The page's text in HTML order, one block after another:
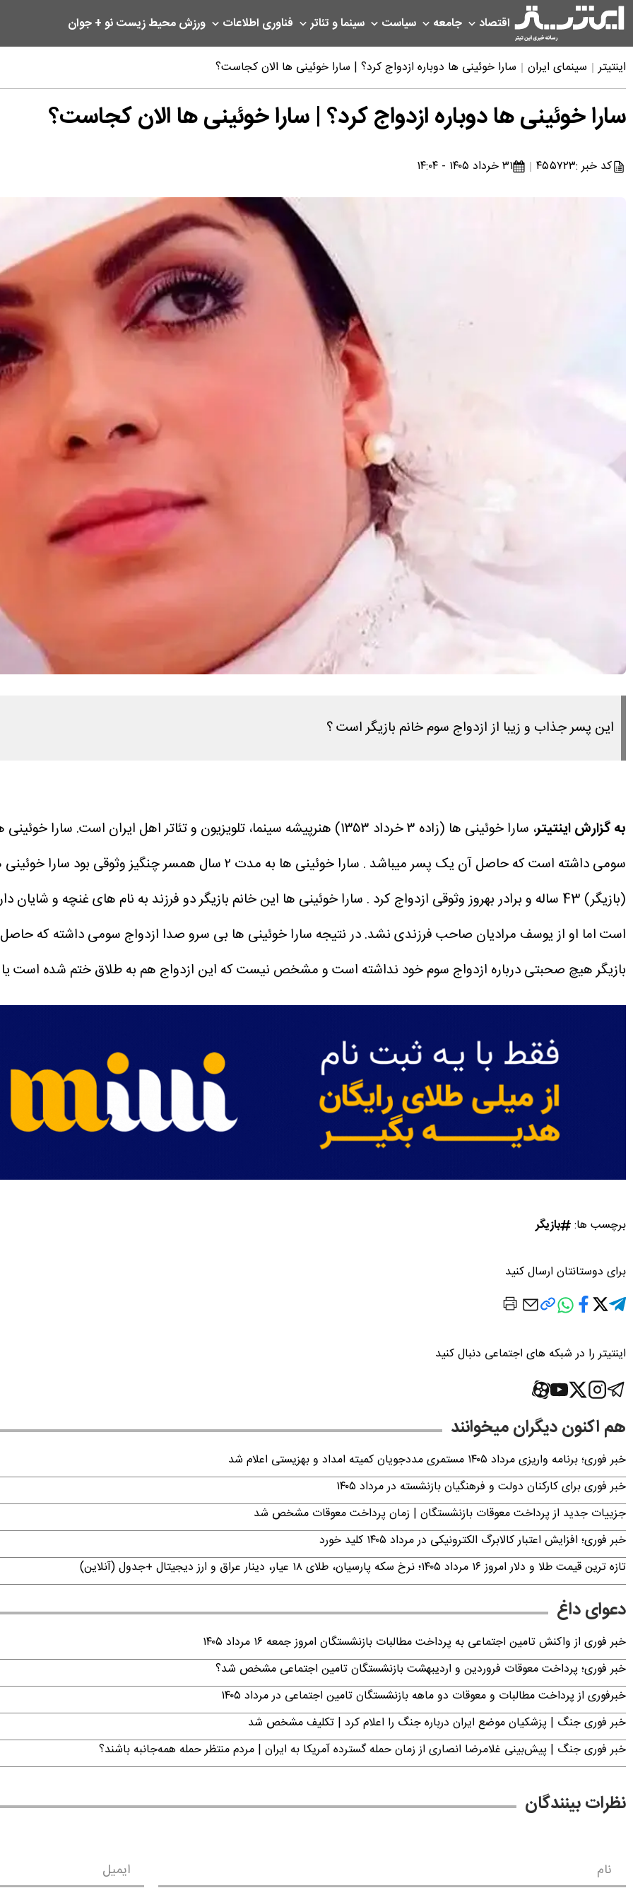
اقتصاد جامعه سیاست سینما و تئاتر فناوری اطلاعات ورزشمحیط زیستنو + جوان
اینتیتر سینمای ایران سارا خوئینی ها دوباره ازدواج کرد؟ | سارا خوئینی ها الان کجاست؟
سارا خوئینی ها دوباره ازدواج کرد؟ | سارا خوئینی ها الان کجاست؟
کد خبر :۴۵۵۷۲۳ ۳۱ خرداد ۱۴۰۵ - ۱۴:۰۴
این پسر جذاب و زیبا از ازدواج سوم خانم بازیگر است ؟
به گزارش اینتیتر
، سارا خوئینی ها (زاده ۳ خرداد ۱۳۵۳) هنرپیشه سینما، تلویزیون و تئاتر اهل
سومی داشته است که حاصل آن یک پسر میباشد .
(بازیگر) 43 ساله و برادر بهروز وثوقی ازدواج کرد .
سارا خوئینی ها این خانم بازیگر دو فرزند به نام های غنچه و شایان
است اما او از یوسف مرادیان صاحب فرزندی نشد.در نتیجه سارا خوئینی ها بی سرو صدا ازدواج سومی داشته که حاصل
بازیگر هیچ صحبتی درباره ازدواج سوم خود نداشته است و مشخص نیست که این ازدواج هم به طلاق ختم شده است
برچسب ها: بازیگر
برای دوستانتان ارسال کنید
اینتیتر را در شبکه های اجتماعی دنبال کنید
هم اکنون دیگران میخوانند
خبر فوری؛ برنامه واریزی مرداد ۱۴۰۵ مستمری مددجویان کمیته امداد و بهزیستی اعلام شد
خبر فوری برای کارکنان دولت و فرهنگیان بازنشسته در مرداد ۱۴۰۵
جزییات جدید از پرداخت معوقات بازنشستگان | زمان پرداخت معوقات مشخص شد
خبر فوری؛ افزایش اعتبار کالابرگ الکترونیکی در مرداد ۱۴۰۵ کلید خورد
تازه ترین قیمت طلا و دلار امروز ۱۶ مرداد ۱۴۰۵؛ نرخ سکه پارسیان، طلای ۱۸ عیار، دینار عراق و ارز دیجیتال +جدول (آنلاین)
دعوای داغ
خبر فوری از واکنش تامین اجتماعی به پرداخت مطالبات بازنشستگان امروز جمعه ۱۶ مرداد ۱۴۰۵
خبر فوری؛ پرداخت معوقات فروردین و اردیبهشت بازنشستگان تامین اجتماعی مشخص شد؟
خبرفوری از پرداخت مطالبات و معوقات دو ماهه بازنشستگان تامین اجتماعی در مرداد ۱۴۰۵
خبر فوری جنگ | پزشکیان موضع ایران درباره جنگ را اعلام کرد | تکلیف مشخص شد
خبر فوری جنگ | پیش‌بینی غلامرضا انصاری از زمان حمله گسترده آمریکا به ایران | مردم منتظر حمله همه‌جانبه باشند؟
نظرات بینندگان
نام ایمیل